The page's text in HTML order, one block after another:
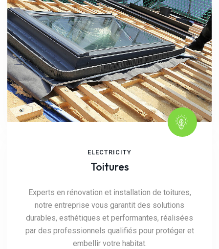
ELECTRICITY
Toitures
Experts en rénovation et installation de toitures,
notre entreprise vous garantit des solutions
durables, esthétiques et performantes, réalisées
par des professionnels qualifiés pour protéger et
embellir votre habitat.